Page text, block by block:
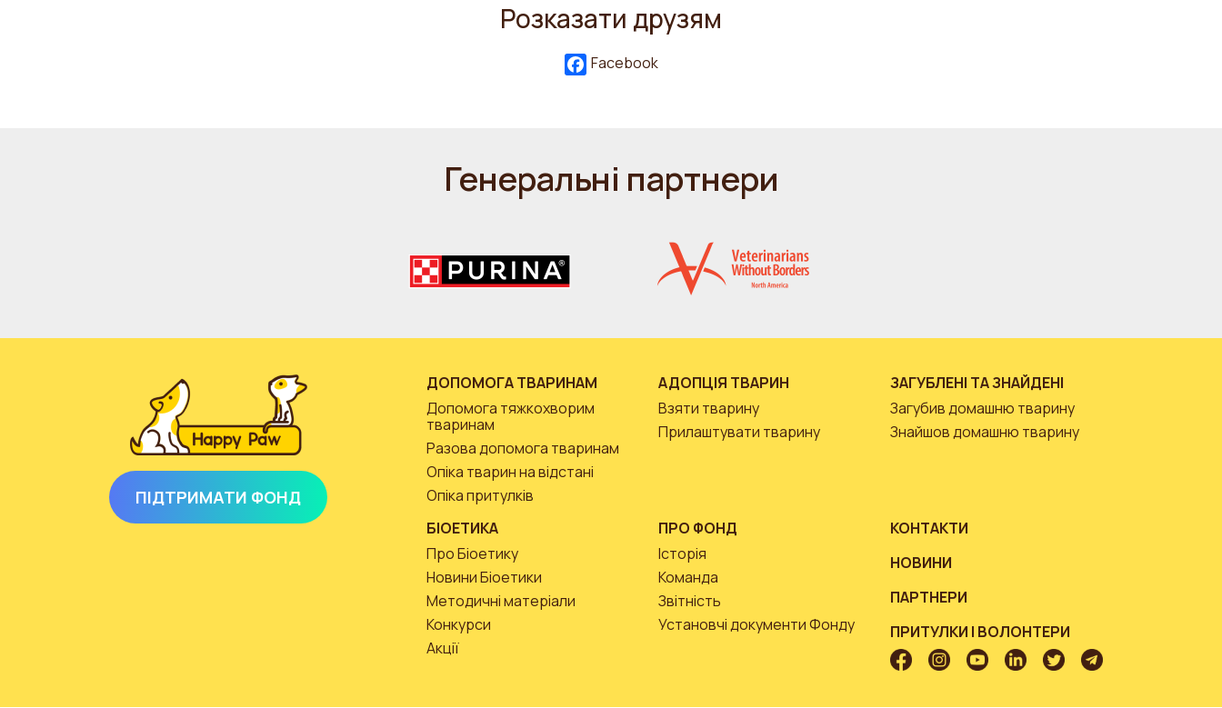
Розказати друзям
Facebook
Генеральні партнери
ПІДТРИМАТИ ФОНД
ДОПОМОГА ТВАРИНАМ
Допомога тяжкохворим
тваринам
Разова допомога тваринам
Опіка тварин на відстані
Опіка притулків
АДОПЦІЯ ТВАРИН
Взяти тварину
Прилаштувати тварину
ЗАГУБЛЕНІ ТА ЗНАЙДЕНІ
Загубив домашню тварину
Знайшов домашню тварину
БІОЕТИКА
Про Біоетику
Новини Біоетики
Методичні матеріали
Конкурси
Акції
ПРО ФОНД
Історія
Команда
Звітність
Установчі документи Фонду
КОНТАКТИ
НОВИНИ
ПАРТНЕРИ
ПРИТУЛКИ І ВОЛОНТЕРИ